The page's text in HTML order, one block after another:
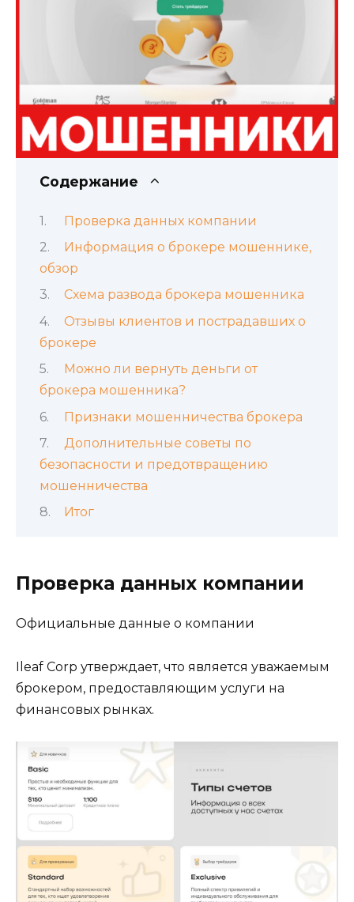
Содержание
Проверка данных компании
Информация о брокере мошеннике,
обзор
Схема развода брокера мошенника
Отзывы клиентов и пострадавших о
брокере
Можно ли вернуть деньги от
брокера мошенника?
Признаки мошенничества брокера
Дополнительные советы по
безопасности и предотвращению
мошенничества
Итог
Проверка данных компании
Официальные данные о компании
Ileaf Corp утверждает, что является уважаемым
брокером, предоставляющим услуги на
финансовых рынках.